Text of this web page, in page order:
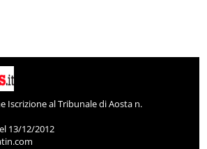
Iscrizione al Tribunale di Aosta n.
13/12/2012